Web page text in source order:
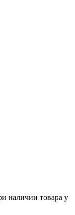
наличии товара у